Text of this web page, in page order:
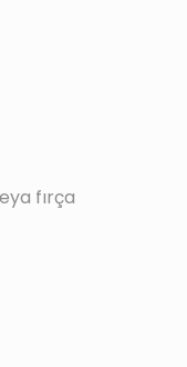
fırça